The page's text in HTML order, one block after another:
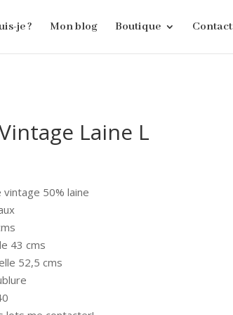
je ? Mon blog Boutique Contact
Laine L
50% laine
43 cms
52,5 cms